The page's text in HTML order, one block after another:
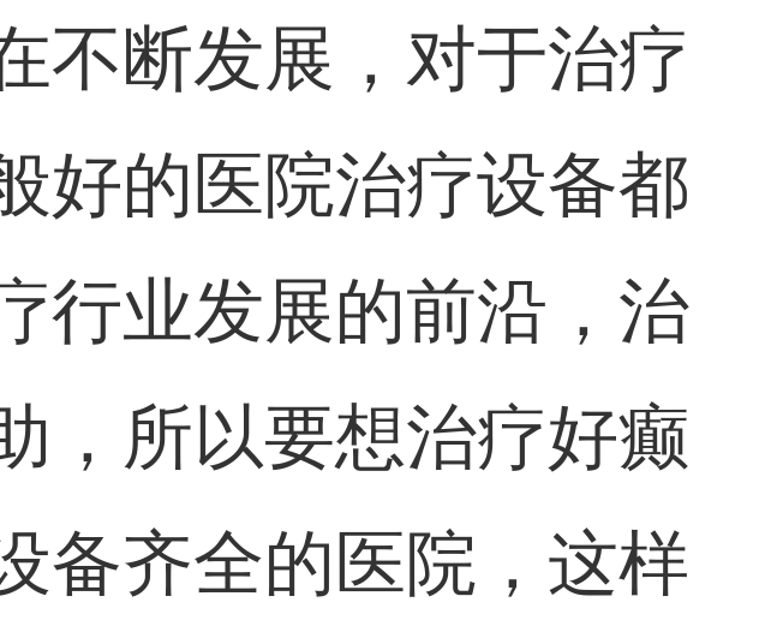
不断发展，对于治疗
好的医院治疗设备都
行业发展的前沿，治
，所以要想治疗好癫
备齐全的医院，这样